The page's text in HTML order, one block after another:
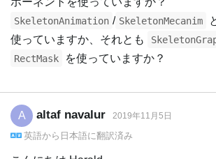
SkeletonAnimation / SkeletonMecanim
使っていますか、それとも
RectMask
を使っていますか？
A altaf navalur 2019年11月5日
英語から 日本語に翻訳済み